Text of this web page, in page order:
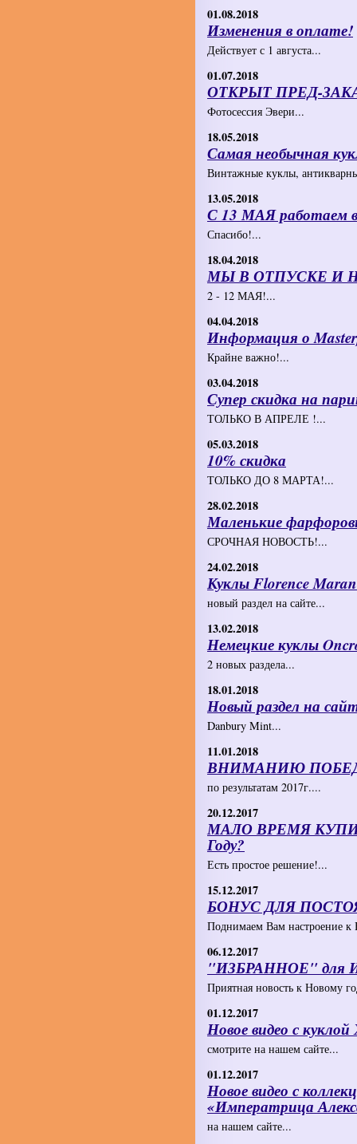
01.08.2018
Изменения в оплате!
Действует с 1 августа...
01.07.2018
ОТКРЫТ ПРЕД-
Фотосессия Эвери...
18.05.2018
Самая необычная
Винтажные куклы,
13.05.2018
С 13 МАЯ работаем
Спасибо!...
18.04.2018
МЫ В ОТПУСКЕ И
2 - 12 МАЯ!...
04.04.2018
Информация о
Крайне важно!...
03.04.2018
Супер скидка на
ТОЛЬКО В АПРЕЛЕ !...
05.03.2018
10% скидка
ТОЛЬКО ДО 8 МАРТА!...
28.02.2018
Маленькие
СРОЧНАЯ НОВОСТЬ!...
24.02.2018
Куклы Florence
новый раздел на сайте...
13.02.2018
Немецкие куклы
2 новых раздела...
18.01.2018
Новый раздел на
Danbury Mint...
11.01.2018
ВНИМАНИЮ
по результатам 2017г....
20.12.2017
МАЛО ВРЕМЯ
Году?
Есть простое решение!...
15.12.2017
БОНУС ДЛЯ
Поднимаем Вам настроение
06.12.2017
"ИЗБРАННОЕ" для
Приятная новость к Новому
01.12.2017
Новое видео с
смотрите на нашем сайте...
01.12.2017
Новое видео с
«Императрица
на нашем сайте...